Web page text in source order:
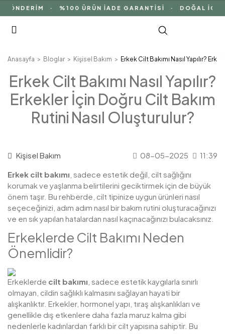
· %100 ÜRÜN İADE GARANTİSİ · DOĞAL İÇERİK
Anasayfa Bloglar Kişisel Bakım Erkek Cilt Bakımı Nasıl Yapılır?
Erkek Cilt Bakımı Nasıl Yapılır?
Erkekler İçin Doğru Cilt Bakım
Rutini Nasıl Oluşturulur?
Kişisel Bakım 08-05-2025
11:39
Erkek cilt bakımı , sadece estetik değil, cilt sağlığını
korumak ve yaşlanma belirtilerini geciktirmek için de büyük
önem taşır. Bu rehberde, cilt tipinize uygun ürünleri nasıl
seçeceğinizi, adım adım nasıl bir bakım rutini oluşturacağınızı
ve en sık yapılan hatalardan nasıl kaçınacağınızı bulacaksınız.
Erkeklerde Cilt Bakımı Neden
Önemlidir?
Erkeklerde cilt bakımı , sadece estetik kaygılarla sınırlı
olmayan, cildin sağlıklı kalmasını sağlayan hayati bir
alışkanlıktır. Erkekler, hormonel yapı, tıraş alışkanlıkları ve
genellikle dış etkenlere daha fazla maruz kalma gibi
nedenlerle kadınlardan farklı bir cilt yapısına sahiptir. Bu